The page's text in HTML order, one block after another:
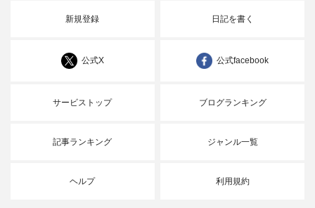
新規登録 日記を書く
公式X 公式facebook
サービストップ ブログランキング
記事ランキング ジャンル一覧
ヘルプ 利用規約